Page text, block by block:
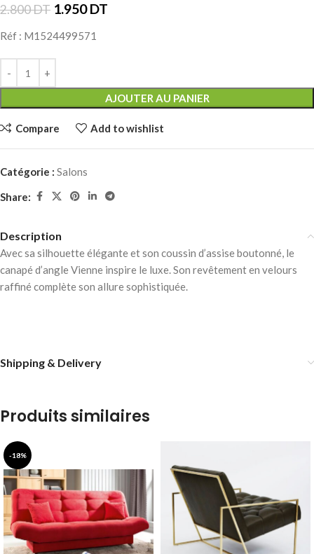
2.800DT 1.950DT
Réf : M1524499571
AJOUTER AU PANIER
Compare Add to wishlist
Catégorie : Salons
Share:
Description
Avec sa silhouette élégante et son coussin d’assise boutonné, le
canapé d’angle Vienne inspire le luxe. Son revêtement en velours
raffiné complète son allure sophistiquée.
Shipping & Delivery
Produits similaires
-18%